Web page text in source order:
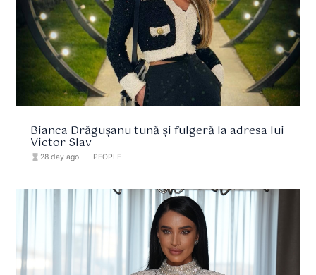
Bianca Drăgușanu tună și fulgeră la adresa lui
Victor Slav
hourglass_full 28 day ago PEOPLE